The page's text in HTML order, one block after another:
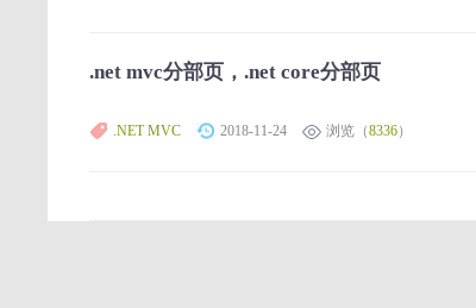
.net mvc分部页，.net core分部页
.NET MVC 2018-11-24 浏览（8336）